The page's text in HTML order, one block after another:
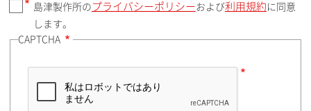
郵便番号（勤務先）
住所検索
島津製作所の プライバシーポリシー および利用規約 に同意
します。
CAPTCHA